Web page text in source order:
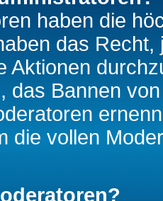
haben die
das
Aktionen
das Bannen
die vollen